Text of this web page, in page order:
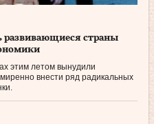
развивающиеся страны
этим летом вынудили
внести ряд радикальных